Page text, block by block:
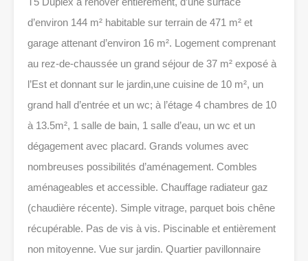
d’environ 144 m² habitable sur terrain de 471 m² et
garage attenant d’environ 16 m². Logement comprenant
au rez-de-chaussée un grand séjour de 37 m² exposé à
l’Est et donnant sur le jardin,une cuisine de 10 m², un
grand hall d’entrée et un wc; à l’étage 4 chambres de 10
à 13.5m², 1 salle de bain, 1 salle d’eau, un wc et un
dégagement avec placard. Grands volumes avec
nombreuses possibilités d’aménagement. Combles
aménageables et accessible. Chauffage radiateur gaz
(chaudière récente). Simple vitrage, parquet bois chêne
récupérable. Pas de vis à vis. Piscinable et entièrement
non mitoyenne. Vue sur jardin. Quartier pavillonnaire